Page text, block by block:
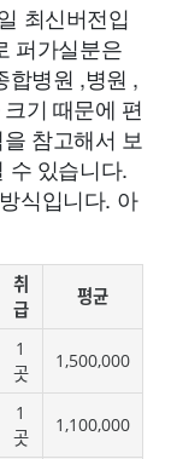
최신버전입
퍼가실분은
합병원 ,병원 ,
기 때문에 편
참고해서 보
수 있습니다.
식입니다. 아
취
급
평균
1
곳
1,500,000
1
곳
1,100,000